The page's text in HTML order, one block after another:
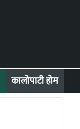
कालोपाटी होम